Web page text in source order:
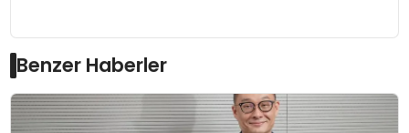
Benzer Haberler